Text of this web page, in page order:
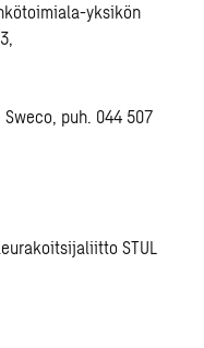
yksikön
puh. 044 507
STUL